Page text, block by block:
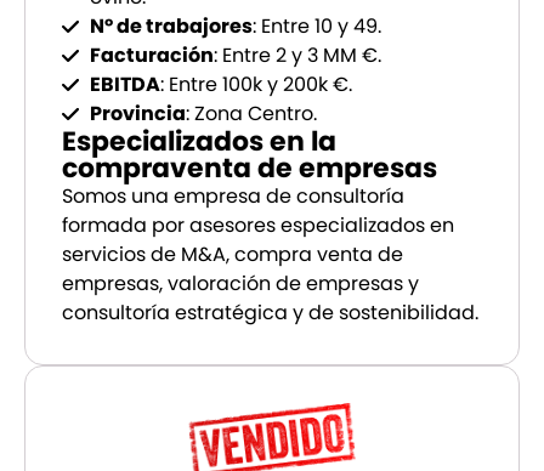
Nº de trabajores: Entre 10 y 49.
Facturación: Entre 2 y 3 MM €.
EBITDA: Entre 100k y 200k €.
Provincia: Zona Centro.
Especializados en la
compraventa de empresas
Somos una empresa de consultoría
formada por asesores especializados en
servicios de M&A, compra venta de
empresas, valoración de empresas y
consultoría estratégica y de sostenibilidad.